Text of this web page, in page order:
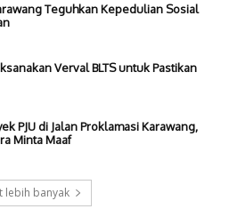
Teguhkan Kepedulian Sosial
Verval BLTS untuk Pastikan
PJU di Jalan Proklamasi Karawang,
Minta Maaf
lebih banyak